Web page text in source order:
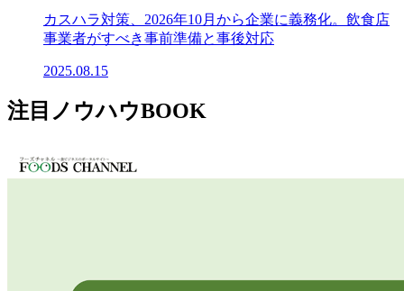
カスハラ対策、2026年10月から企業に義務化。飲食店
事業者がすべき事前準備と事後対応
2025.08.15
注目ノウハウBOOK